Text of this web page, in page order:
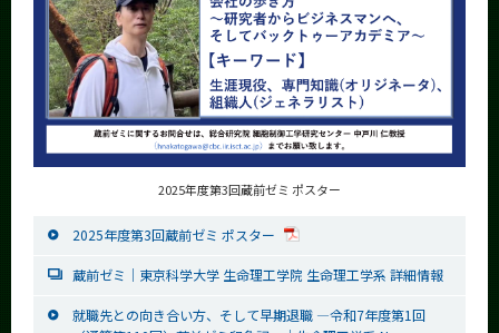
2025年度第3回蔵前ゼミ ポスター
2025年度第3回蔵前ゼミ ポスター
蔵前ゼミ│東京科学大学 生命理工学院 生命理工学系 詳細情報
就職先との向き合い方、そして早期退職 ―令和7年度第1回